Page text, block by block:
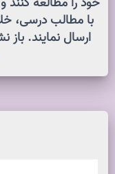
با مطالب درسی،
ارسال نمایند.